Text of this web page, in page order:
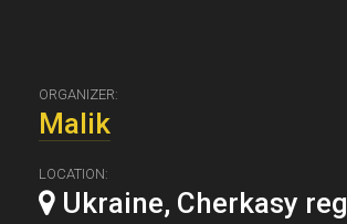
ORGANIZER:
Malik
LOCATION:
Ukraine, Cherkasy